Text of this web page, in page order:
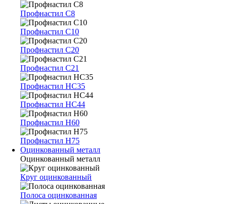
Профнастил С8
Профнастил С10
Профнастил С20
Профнастил С21
Профнастил НС35
Профнастил НС44
Профнастил Н60
Профнастил Н75
Оцинкованный металл
Оцинкованный металл
Круг оцинкованный
Полоса оцинкованная